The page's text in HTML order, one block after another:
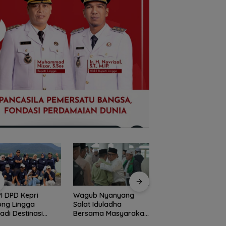
Nyanyang
Iduladha
Masyarakat
Peringati HPN 2026,
Komunitas Jurnalis
Kepri Gelar Syukuran